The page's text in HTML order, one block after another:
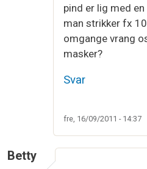
pind er lig med
man strikker fx
omgange vrang
masker?
Svar
fre, 16/09/2011 - 14:37
Betty